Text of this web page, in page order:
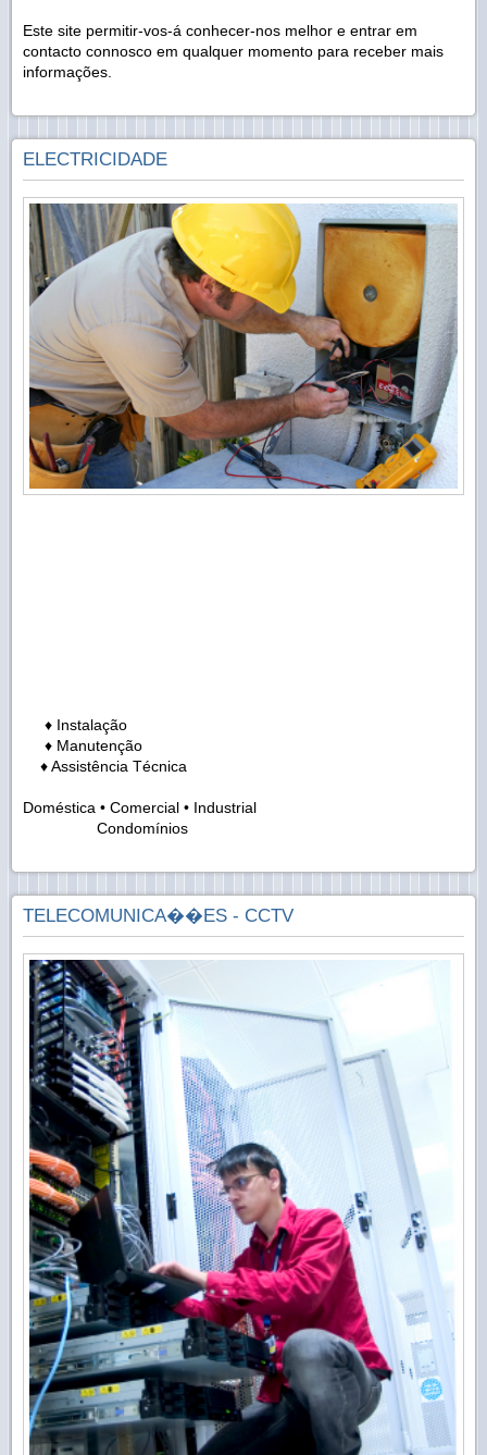
Este site permitir-vos-á conhecer-nos melhor e entrar em
contacto connosco em qualquer momento para receber mais
informações.
ELECTRICIDADE
♦ Instalação
♦ Manutenção
♦ Assistência Técnica
Doméstica • Comercial • Industrial
Condomínios
TELECOMUNICA��ES - CCTV